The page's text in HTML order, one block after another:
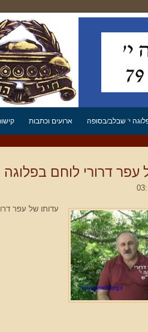
י' שבלב/בסופה ארועים וכתבות
עפר דרורי לוחם בפלוגה
עדותו של עפר דרורי לוחם